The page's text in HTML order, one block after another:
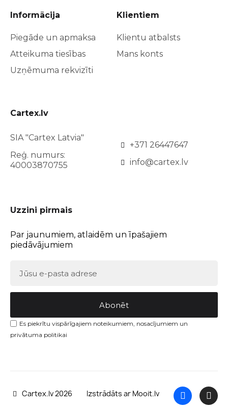
Informācija
Piegāde un apmaksa
Atteikuma tiesības
Uzņēmuma rekvizīti
Klientiem
Klientu atbalsts
Mans konts
Cartex.lv
SIA "Cartex Latvia"
Reģ. numurs:
40003870755
+371 26447647
info@cartex.lv
Uzzini pirmais
Par jaunumiem, atlaidēm un īpašajiem
piedāvājumiem
Abonēt
Es piekrītu vispārīgajiem noteikumiem, nosacījumiem un
privātuma politikai
Cartex.lv 2026 Izstrādāts ar Mooit.lv